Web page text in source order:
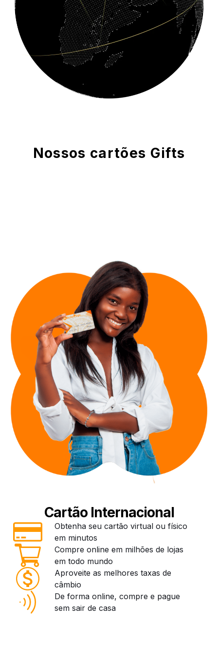
Nossos cartões Gifts
Cartão Internacional
Obtenha seu cartão virtual ou físico
em minutos
Compre online em milhões de lojas
em todo mundo
Aproveite as melhores taxas de
câmbio
De forma online, compre e pague
sem sair de casa